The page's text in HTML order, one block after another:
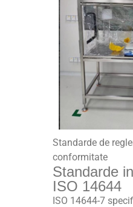
Standarde de
conformitate
Standarde
ISO 14644
ISO 14644-7